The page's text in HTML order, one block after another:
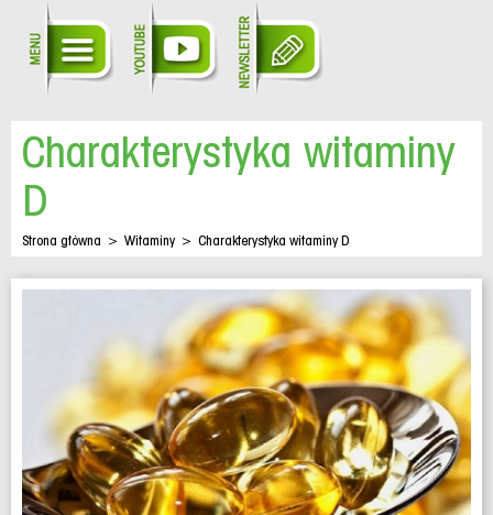
Charakterystyka witaminy
D
Strona główna > Witaminy > Charakterystyka witaminy D